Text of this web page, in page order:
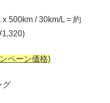
500km / 30km/L = 約
ペーン価格)
グ